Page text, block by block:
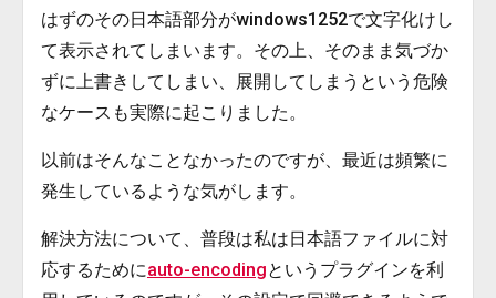
はずのその日本語部分がwindows1252で文字化けし
て表示されてしまいます。その上、そのまま気づか
ずに上書きしてしまい、展開してしまうという危険
なケースも実際に起こりました。
以前はそんなことなかったのですが、最近は頻繁に
発生しているような気がします。
解決方法について、普段は私は日本語ファイルに対
応するためにauto-encodingというプラグインを利